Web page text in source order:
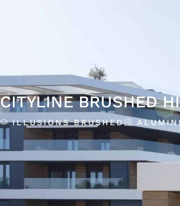
CITYLINE BRUSHED
ILLUSIONS BRUSHED